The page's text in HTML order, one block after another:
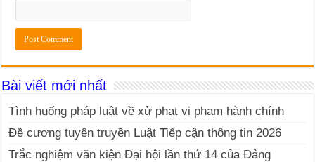
Bài viết mới nhất
Tình huống pháp luật về xử phạt vi phạm hành chính
Đề cương tuyên truyền Luật Tiếp cận thông tin 2026
Trắc nghiệm văn kiện Đại hội lần thứ 14 của Đảng